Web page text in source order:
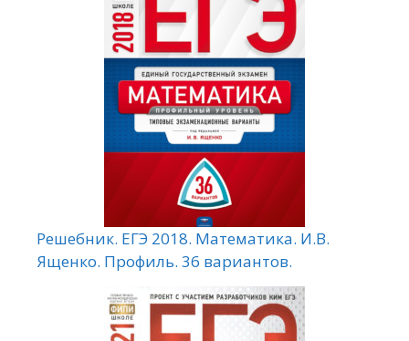
Решебник. ЕГЭ 2018. Математика. И.В.
Ященко. Профиль. 36 вариантов.